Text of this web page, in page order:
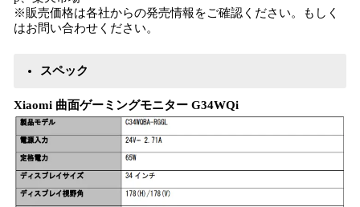
※販売価格は各社からの発売情報をご確認ください。もしく
はお問い合わせください。
スペック
Xiaomi 曲面ゲーミングモニター G34WQi